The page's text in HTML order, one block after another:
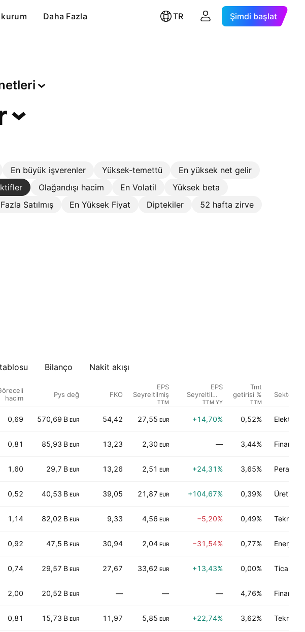
kurum Daha Fazla TR Şimdi başlat
En büyük işverenler Yüksek-temettü
En yüksek net gelir
Olağandışı hacim En Volatil
Yüksek beta
Fazla Satılmış En Yüksek Fiyat Diptekiler
52 hafta zirve
Bilanço Nakit akışı
hacim
Pys değ FKO
EPS
Seyreltilmiş
TTM
EPS
Seyreltilmiş
Büyüme
TTM YY
Tmt
getirisi %
TTM
Sektör
0,69 570,69 B EUR 54,42 27,55 EUR +14,70% 0,52%
0,81 85,93 B EUR 13,23 2,30 EUR — 3,44% Finans
1,60 29,7 B EUR 13,26 2,51 EUR +24,31% 3,65%
0,52 40,53 B EUR 39,05 21,87 EUR +104,67% 0,39% Üretici
1,14 82,02 B EUR 9,33 4,56 EUR −5,20% 0,49%
0,92 47,5 B EUR 30,94 2,04 EUR −31,54% 0,77% Enerji-
0,74 29,57 B EUR 27,67 33,62 EUR +13,43% 0,00% Ticari
2,00 20,52 B EUR — — — 4,76% Finans
0,81 15,73 B EUR 11,97 5,85 EUR +22,74% 3,62%